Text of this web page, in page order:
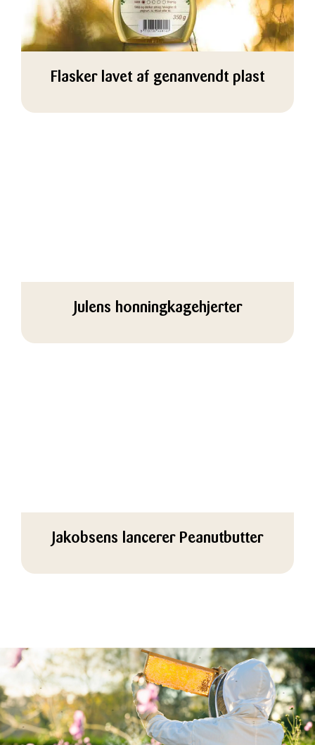
Flasker lavet af genanvendt plast
Julens honningkagehjerter
Jakobsens lancerer Peanutbutter